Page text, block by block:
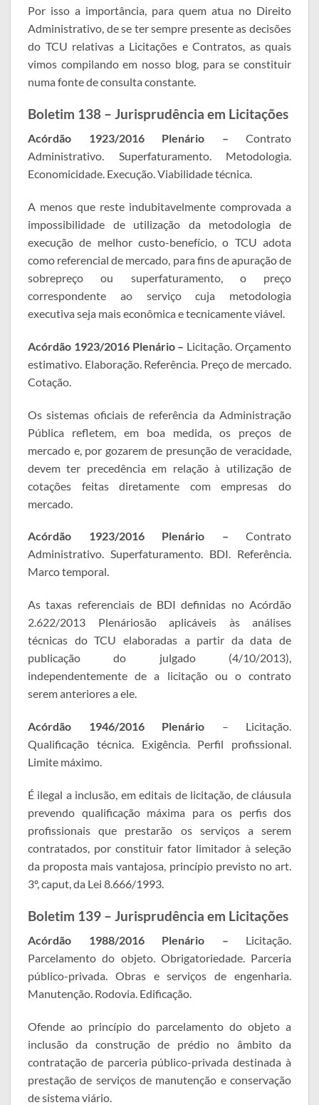
Por isso a importância, para quem atua no Direito
Administrativo, de se ter sempre presente as decisões
do TCU relativas a Licitações e Contratos, as quais
vimos compilando em nosso blog, para se constituir
numa fonte de consulta constante.
Boletim 138 – Jurisprudência em Licitações
Acórdão 1923/2016 Plenário – Contrato
Administrativo. Superfaturamento. Metodologia.
Economicidade. Execução. Viabilidade técnica.
A menos que reste indubitavelmente comprovada a
impossibilidade de utilização da metodologia de
execução de melhor custo-benefício, o TCU adota
como referencial de mercado, para fins de apuração de
sobrepreço ou superfaturamento, o preço
correspondente ao serviço cuja metodologia
executiva seja mais econômica e tecnicamente viável.
Acórdão 1923/2016 Plenário – Licitação. Orçamento
estimativo. Elaboração. Referência. Preço de mercado.
Cotação.
Os sistemas oficiais de referência da Administração
Pública refletem, em boa medida, os preços de
mercado e, por gozarem de presunção de veracidade,
devem ter precedência em relação à utilização de
cotações feitas diretamente com empresas do
mercado.
Acórdão 1923/2016 Plenário – Contrato
Administrativo. Superfaturamento. BDI. Referência.
Marco temporal.
As taxas referenciais de BDI definidas no Acórdão
2.622/2013 Plenáriosão aplicáveis às análises
técnicas do TCU elaboradas a partir da data de
publicação do julgado (4/10/2013),
independentemente de a licitação ou o contrato
serem anteriores a ele.
Acórdão 1946/2016 Plenário – Licitação.
Qualificação técnica. Exigência. Perfil profissional.
Limite máximo.
É ilegal a inclusão, em editais de licitação, de cláusula
prevendo qualificação máxima para os perfis dos
profissionais que prestarão os serviços a serem
contratados, por constituir fator limitador à seleção
da proposta mais vantajosa, princípio previsto no art.
3º, caput, da Lei 8.666/1993.
Boletim 139 – Jurisprudência em Licitações
Acórdão 1988/2016 Plenário – Licitação.
Parcelamento do objeto. Obrigatoriedade. Parceria
público-privada. Obras e serviços de engenharia.
Manutenção. Rodovia. Edificação.
Ofende ao princípio do parcelamento do objeto a
inclusão da construção de prédio no âmbito da
contratação de parceria público-privada destinada à
prestação de serviços de manutenção e conservação
de sistema viário.